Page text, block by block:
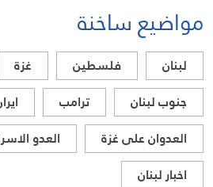
مواضيع ساخنة
لبنان فلسطين غزة
جنوب لبنان
ترامب
العدوان على غزة
العدو
اخبار لبنان